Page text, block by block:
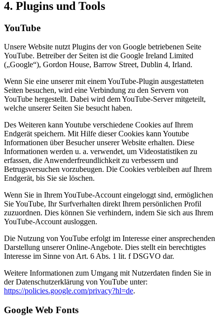
4. Plugins und Tools
YouTube
Unsere Website nutzt Plugins der von Google betriebenen Seite
YouTube. Betreiber der Seiten ist die Google Ireland Limited
(„Google“), Gordon House, Barrow Street, Dublin 4, Irland.
Wenn Sie eine unserer mit einem YouTube-Plugin ausgestatteten
Seiten besuchen, wird eine Verbindung zu den Servern von
YouTube hergestellt. Dabei wird dem YouTube-Server mitgeteilt,
welche unserer Seiten Sie besucht haben.
Des Weiteren kann Youtube verschiedene Cookies auf Ihrem
Endgerät speichern. Mit Hilfe dieser Cookies kann Youtube
Informationen über Besucher unserer Website erhalten. Diese
Informationen werden u. a. verwendet, um Videostatistiken zu
erfassen, die Anwenderfreundlichkeit zu verbessern und
Betrugsversuchen vorzubeugen. Die Cookies verbleiben auf Ihrem
Endgerät, bis Sie sie löschen.
Wenn Sie in Ihrem YouTube-Account eingeloggt sind, ermöglichen
Sie YouTube, Ihr Surfverhalten direkt Ihrem persönlichen Profil
zuzuordnen. Dies können Sie verhindern, indem Sie sich aus Ihrem
YouTube-Account ausloggen.
Die Nutzung von YouTube erfolgt im Interesse einer ansprechenden
Darstellung unserer Online-Angebote. Dies stellt ein berechtigtes
Interesse im Sinne von Art. 6 Abs. 1 lit. f DSGVO dar.
Weitere Informationen zum Umgang mit Nutzerdaten finden Sie in
der Datenschutzerklärung von YouTube unter:
https://policies.google.com/privacy?hl=de.
Google Web Fonts